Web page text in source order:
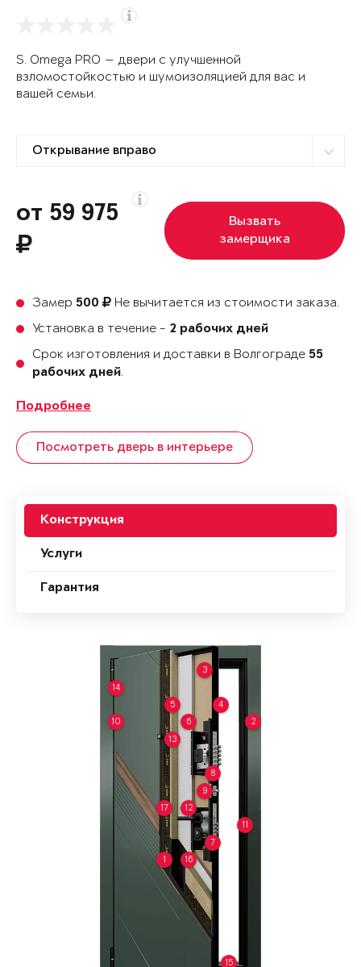
S. Omega PRO — двери с улучшенной
взломостойкостью и шумоизоляцией для вас и
вашей семьи.
от 59 975
Вызвать
замерщика
Замер 500
Не вычитается из стоимости заказа.
Установка в течение - 2 рабочих дней
Срок изготовления и доставки в Волгограде 55
рабочих дней.
Подробнее
Посмотреть дверь в интерьере
Конструкция
Услуги
Гарантия
1
2
3
4
5
6
7
8
9
10
11
12
13
14
15
16
17